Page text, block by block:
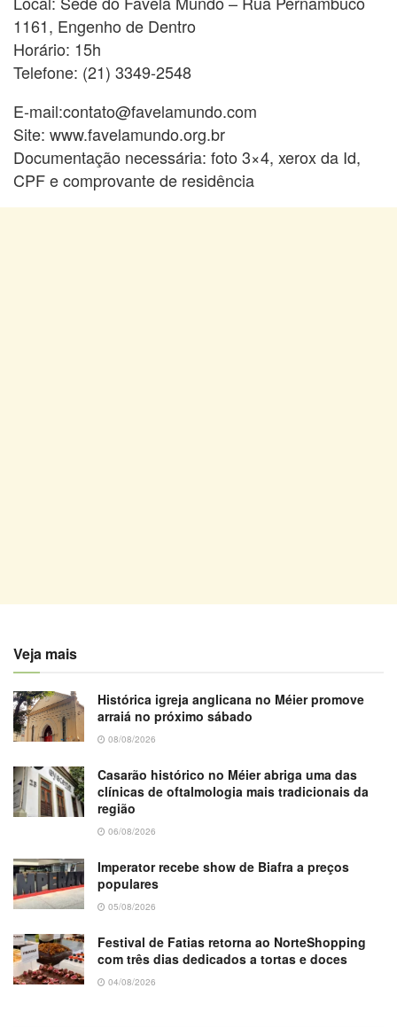
1161, Engenho de Dentro
Horário: 15h
Telefone: (21) 3349-2548
E-mail:contato@favelamundo.com
Site: www.favelamundo.org.br
Documentação necessária: foto 3×4, xerox da Id,
CPF e comprovante de residência
Veja mais
Histórica igreja anglicana no Méier promove
arraiá no próximo sábado
08/08/2026
Casarão histórico no Méier abriga uma das
clínicas de oftalmologia mais tradicionais da
região
06/08/2026
Imperator recebe show de Biafra a preços
populares
05/08/2026
Festival de Fatias retorna ao NorteShopping
com três dias dedicados a tortas e doces
04/08/2026